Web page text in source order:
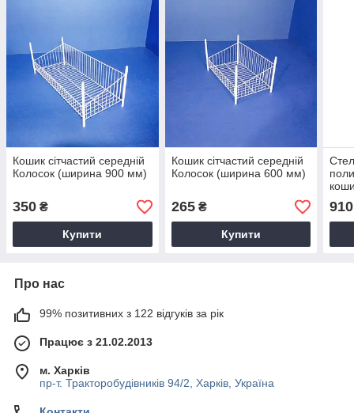
Кошик сітчастий середній
Колосок (ширина 900 мм)
350 ₴
Купити
Кошик сітчастий середній
Колосок (ширина 600 мм)
265₴
Купити
910
Про нас
99% позитивних з 122 відгуків за рік
Працює з 21.02.2013
м. Харків
пр-т. Тракторобудівників 94/2, Харків, Україна